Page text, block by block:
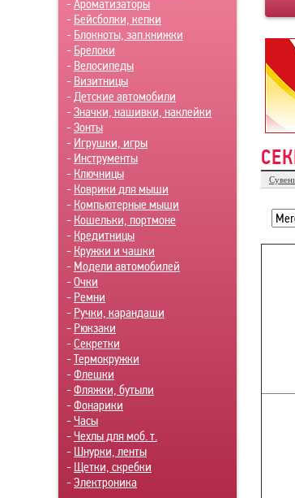
-Ароматизаторы
- Бейсболки, кепки
- Блокноты, зап.книжки
- Брелоки
- Велосипеды
- Визитницы
-Детские автомобили
-Значки, нашивки, наклейки
-Зонты
- Игрушки, игры
- Инструменты
- Ключницы
- Коврики для мыши
- Компьютерные мыши
- Кошельки, портмоне
- Кредитницы
- Кружки и чашки
- Модели автомобилей
-Очки
- Ремни
- Ручки, карандаши
- Рюкзаки
-Секретки
-Термокружки
-Флешки
-Фляжки, бутыли
-Фонарики
-Часы
-Чехлы для моб. т.
- Шнурки, ленты
- Щетки, скребки
-Электроника